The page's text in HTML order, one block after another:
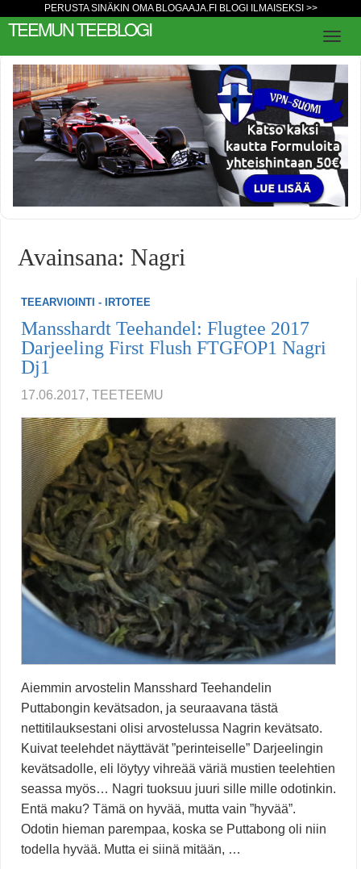
PERUSTA SINÄKIN OMA BLOGAAJA.FI BLOGI ILMAISEKSI >>
TEEMUN TEEBLOGI
Avainsana: Nagri
TEEARVIOINTI - IRTOTEE
Mansshardt Teehandel: Flugtee 2017
Darjeeling First Flush FTGFOP1 Nagri
Dj1
17.06.2017, TEETEEMU
Aiemmin arvostelin Mansshard Teehandelin
Puttabongin kevätsadon, ja seuraavana tästä
nettitilauksestani olisi arvostelussa Nagrin kevätsato.
Kuivat teelehdet näyttävät ”perinteiselle” Darjeelingin
kevätsadolle, eli löytyy vihreää väriä mustien teelehtien
seassa myös… Nagri tuoksuu juuri sille mille odotinkin.
Entä maku? Tämä on hyvää, mutta vain ”hyvää”.
Odotin hieman parempaa, koska se Puttabong oli niin
todella hyvää. Mutta ei siinä mitään, …